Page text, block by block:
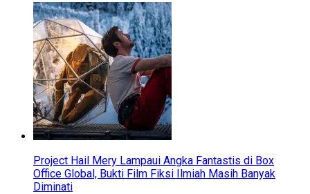
Project Hail Mery Lampaui Angka Fantastis di Box
Office Global, Bukti Film Fiksi Ilmiah Masih Banyak
Diminati